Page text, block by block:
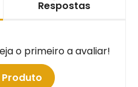
Respostas
o primeiro a avaliar!